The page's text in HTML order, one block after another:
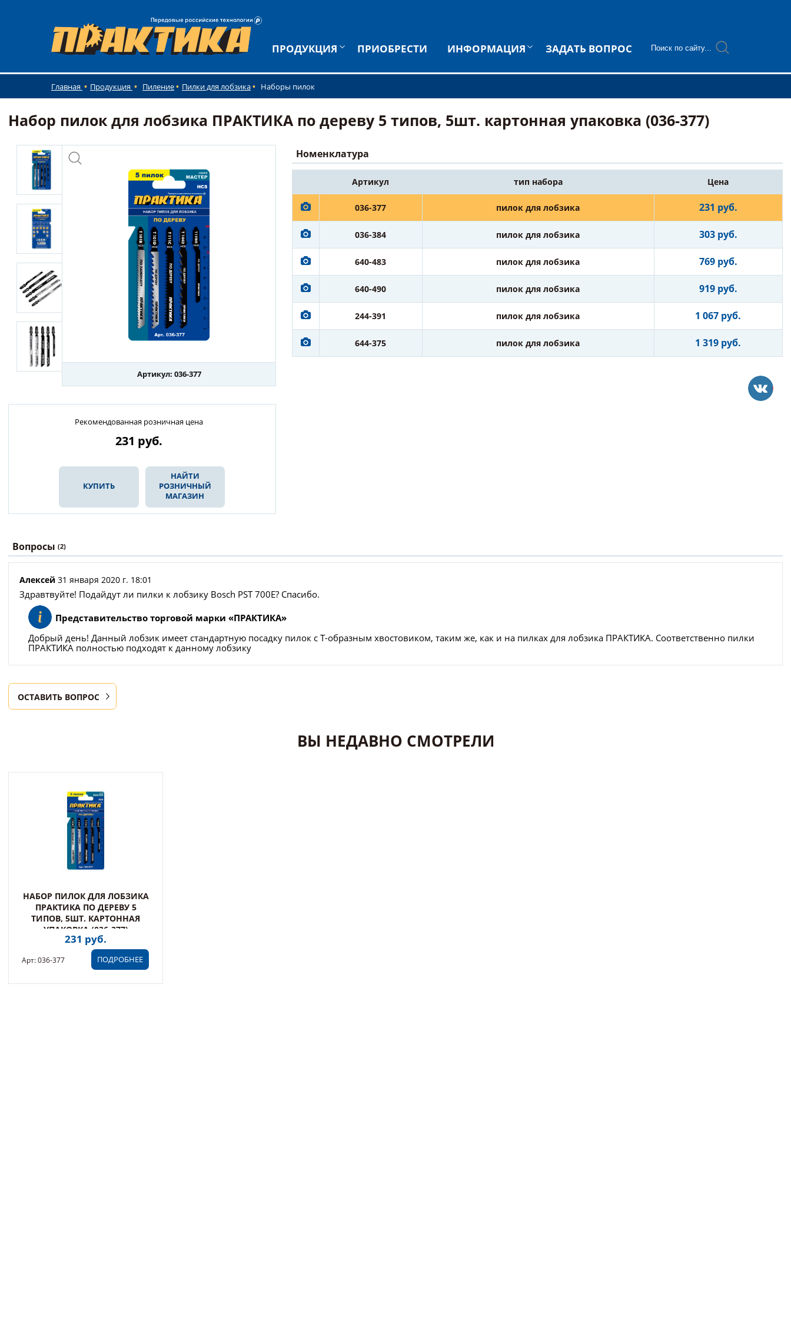
ПРОДУКЦИЯ ПРИОБРЕСТИ ИНФОРМАЦИЯ ЗАДАТЬ ВОПРОС
Главная Продукция Пиление Пилки для лобзика Наборы пилок
Набор пилок для лобзика ПРАКТИКА по дереву 5 типов, 5шт. картонная упаковка (036-377)
Артикул: 036-377
Рекомендованная розничная цена
231 руб.
КУПИТЬ
НАЙТИ
РОЗНИЧНЫЙ
МАГАЗИН
Номенклатура
Артикул тип набора Цена
036-377 пилок для лобзика 231 руб.
036-384 пилок для лобзика 303 руб.
640-483 пилок для лобзика 769 руб.
640-490 пилок для лобзика 919 руб.
244-391 пилок для лобзика 1 067 руб.
644-375 пилок для лобзика 1 319 руб.
Вопросы (2)
Алексей 31 января 2020 г. 18:01
Здравтвуйте! Подайдут ли пилки к лобзику Bosch PST 700E? Спасибо.
Представительство торговой марки «ПРАКТИКА»
Добрый день! Данный лобзик имеет стандартную посадку пилок с Т-образным хвостовиком, таким же, как и на пилках для лобзика ПРАКТИКА. Соответственно пилки
ПРАКТИКА полностью подходят к данному лобзику
ОСТАВИТЬ ВОПРОС
ВЫ НЕДАВНО СМОТРЕЛИ
НАБОР ПИЛОК ДЛЯ ЛОБЗИКА
ПРАКТИКА ПО ДЕРЕВУ 5
ТИПОВ, 5ШТ. КАРТОННАЯ
УПАКОВКА (036-377)
231 руб.
ПОДРОБНЕЕ
Арт: 036-377